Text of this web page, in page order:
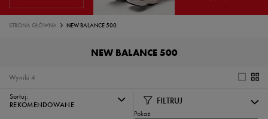
STRONA GŁÓWNA NEW BALANCE 500
NEW BALANCE 500
4
Wyniki
Sortuj:
REKOMENDOWANE
FILTRUJ
Pokaż